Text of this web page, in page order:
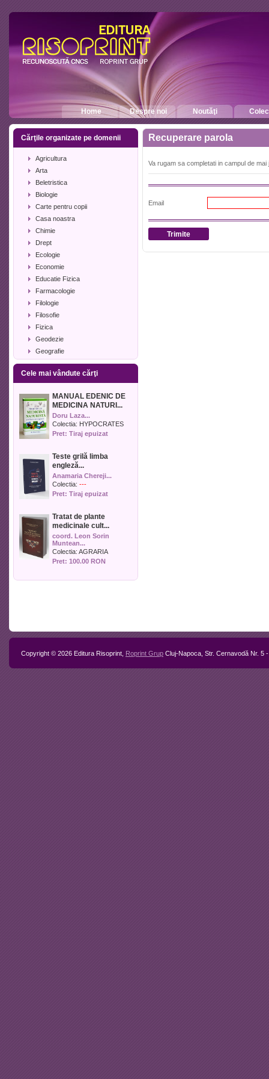
Home Despre noi Noutăţi
Cărţile organizate pe domenii
Agricultura
Arta
Beletristica
Biologie
Carte pentru copii
Casa noastra
Chimie
Drept
Ecologie
Economie
Educatie Fizica
Farmacologie
Filologie
Filosofie
Fizica
Geodezie
Geografie
Geologie
Industrie alimentara
Istorie
Istorie literara
Lexicologie
Management
Matematica
Media
Medicina umana
Medicina veterinara
Muzica
Pedagogie
Politica
Psihologie
Sport
Cele mai vândute cărţi
MANUAL EDENIC DE
MEDICINA NATURI...
Doru Laza...
Colectia: HYPOCRATES
Pret: Tiraj epuizat
Teste grilă limba
engleză...
Anamaria Chereji...
Colectia: ---
Pret: Tiraj epuizat
Tratat de plante
medicinale cult...
coord. Leon Sorin
Muntean...
Colectia: AGRARIA
Pret: 100.00 RON
Recuperare parola
Va rugam sa completati in campul de
Email
Copyright © 2026 Editura Risoprint, Roprint Grup Cluj-Napoca, Str. Cernavodă Nr. 5